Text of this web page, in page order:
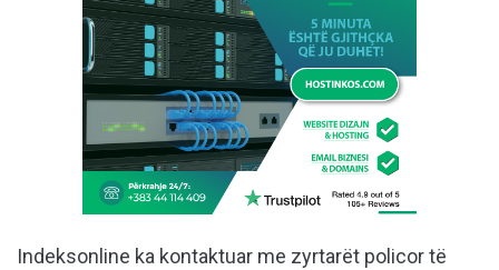
Indeksonline ka kontaktuar me zyrtarët policor të